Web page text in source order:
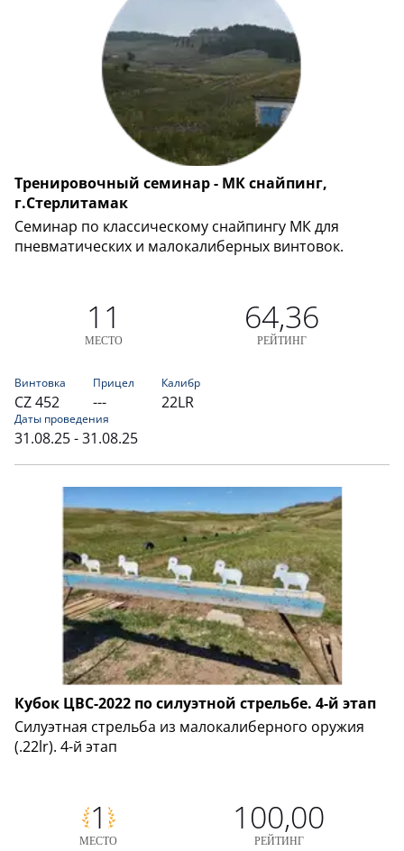
Тренировочный семинар - МК снайпинг,
г.Стерлитамак
Семинар по классическому снайпингу МК для
пневматических и малокалиберных винтовок.
11
МЕСТО
64,36
РЕЙТИНГ
Винтовка
CZ 452
Прицел
---
Калибр
22LR
Даты проведения
31.08.25 - 31.08.25
Кубок ЦВС-2022 по силуэтной стрельбе. 4-й этап
Силуэтная стрельба из малокалиберного оружия
(.22lr). 4-й этап
1
МЕСТО
100,00
РЕЙТИНГ